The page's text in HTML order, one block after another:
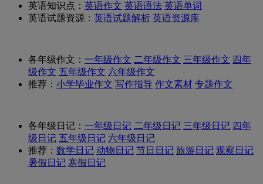
英语知识点： 英语作文 英语语法 英语单词
英语试题资源： 英语试题解析 英语资源库
各年级作文： 一年级作文 二年级作文 三年级作文 四年
级作文 五年级作文 六年级作文
推荐： 小学毕业作文 写作指导 作文素材 专题作文
各年级日记： 一年级日记 二年级日记 三年级日记 四年
级日记 五年级日记 六年级日记
推荐： 数学日记 动物日记 节日日记 旅游日记 观察日记
暑假日记 寒假日记